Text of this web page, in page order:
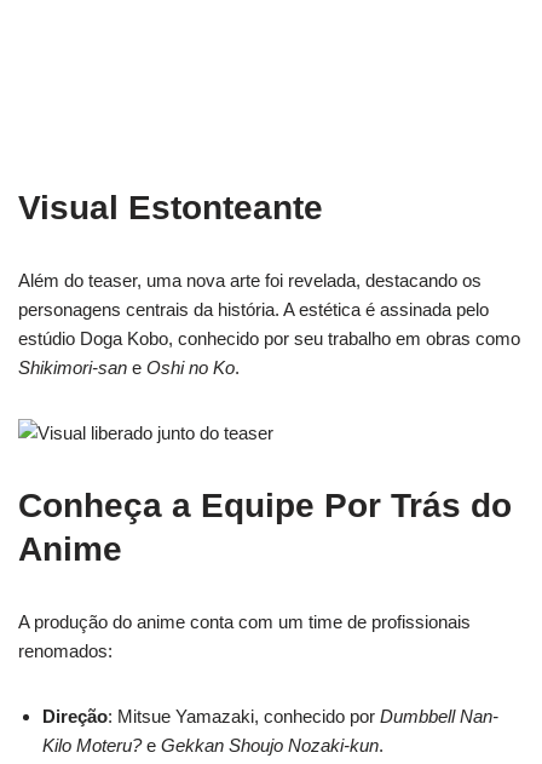
Visual Estonteante
Além do teaser, uma nova arte foi revelada, destacando os
personagens centrais da história. A estética é assinada pelo
estúdio Doga Kobo, conhecido por seu trabalho em obras como
Shikimori-san e Oshi no Ko.
Conheça a Equipe Por Trás do
Anime
A produção do anime conta com um time de profissionais
renomados:
Direção: Mitsue Yamazaki, conhecido por Dumbbell Nan-
Kilo Moteru?e Gekkan Shoujo Nozaki-kun.